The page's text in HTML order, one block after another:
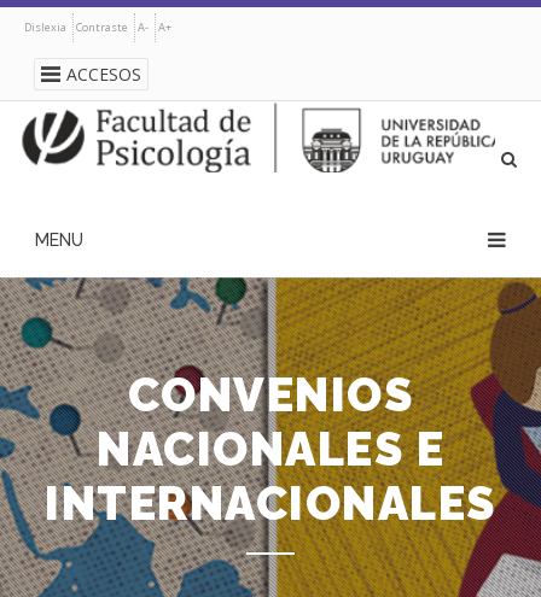
Pasar
principal
Dislexia Contraste A- A+
ACCESOS
navegación
principal
CONVENIOS
NACIONALES E
INTERNACIONALES